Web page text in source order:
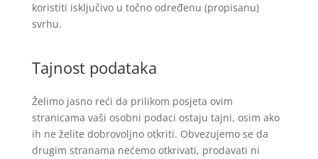
koristiti isključivo u točno određenu (propisanu)
svrhu.
Tajnost podataka
Želimo jasno reći da prilikom posjeta ovim
stranicama vaši osobni podaci ostaju tajni, osim ako
ih ne želite dobrovoljno otkriti. Obvezujemo se da
drugim stranama nećemo otkrivati, prodavati ni